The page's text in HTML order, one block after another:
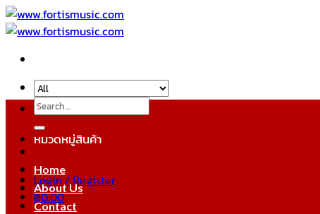
Skip
to
Search
for:
Login / Register
฿0.00
หมวดหมู่สินค้า
Home
About Us
Contact